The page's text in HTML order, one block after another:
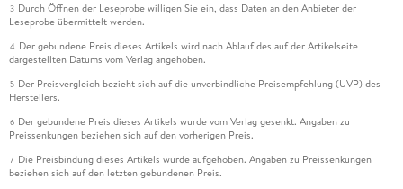
3 Durch Öffnen der Leseprobe willigen Sie ein, dass Daten an den Anbieter der
Leseprobe übermittelt werden.
4 Der gebundene Preis dieses Artikels wird nach Ablauf des auf der Artikelseite
dargestellten Datums vom Verlag angehoben.
5 Der Preisvergleich bezieht sich auf die unverbindliche Preisempfehlung (UVP) des
Herstellers.
6 Der gebundene Preis dieses Artikels wurde vom Verlag gesenkt. Angaben zu
Preissenkungen beziehen sich auf den vorherigen Preis.
7 Die Preisbindung dieses Artikels wurde aufgehoben. Angaben zu Preissenkungen
beziehen sich auf den letzten gebundenen Preis.